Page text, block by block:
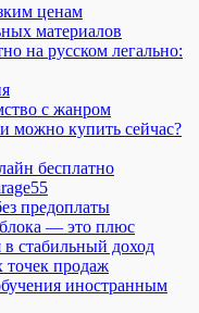
ценам
материалов
на русском легально:
с жанром
можно купить сейчас?
бесплатно
предоплаты
— это плюс
стабильный доход
точек продаж
иностранным